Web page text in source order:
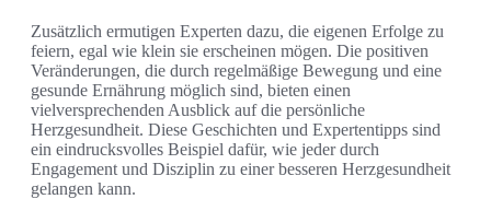
Zusätzlich ermutigen Experten dazu, die eigenen Erfolge zu
feiern, egal wie klein sie erscheinen mögen. Die positiven
Veränderungen, die durch regelmäßige Bewegung und eine
gesunde Ernährung möglich sind, bieten einen
vielversprechenden Ausblick auf die persönliche
Herzgesundheit. Diese Geschichten und Expertentipps sind
ein eindrucksvolles Beispiel dafür, wie jeder durch
Engagement und Disziplin zu einer besseren Herzgesundheit
gelangen kann.